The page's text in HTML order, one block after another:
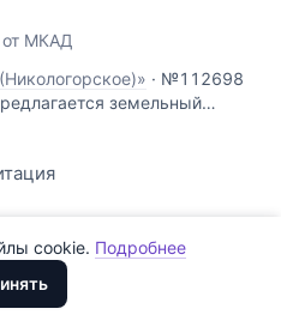
МКАД
· №112698
земельный
соснами в строго
(Коттон Вей) рядом с
горы. Статус земли -
Участок
0
cookie. Подробнее
для обеспечения
действий на веб-сайте